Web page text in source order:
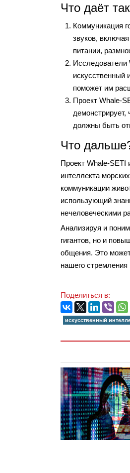
Что даёт
Коммуникация
звуков,
питании,
Исследователи
искусственный
поможет им
Проект Whale-
должны быть
Что
Проект Whale-SETI
интеллекта
коммуникации
использующий
нечеловеческими
Анализируя и
гигантов, но и
общения. Это
нашего
Поделиться в:
искусственный